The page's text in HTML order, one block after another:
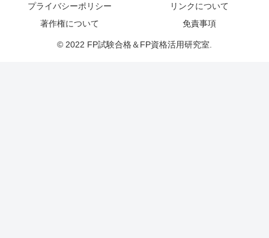
プライバシーポリシー
リンクについて
著作権について
免責事項
© 2022 FP試験合格＆FP資格活用研究室.